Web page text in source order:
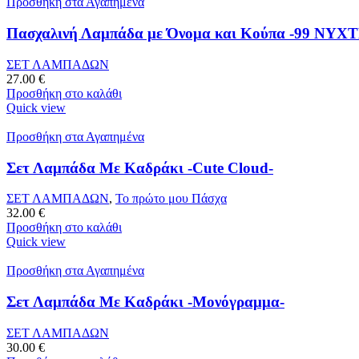
Πασχαλινή Λαμπάδα με Όνομα και Κούπα -99
ΣΕΤ ΛΑΜΠΑΔΩΝ
27.00 €
Προσθήκη στο καλάθι
Quick view
Προσθήκη στα Αγαπημένα
Σετ Λαμπάδα Με Καδράκι -Cute Cloud-
ΣΕΤ ΛΑΜΠΑΔΩΝ, Το πρώτο μου Πάσχα
32.00 €
Προσθήκη στο καλάθι
Quick view
Προσθήκη στα Αγαπημένα
Σετ Λαμπάδα Με Καδράκι -Μονόγραμμα-
ΣΕΤ ΛΑΜΠΑΔΩΝ
30.00 €